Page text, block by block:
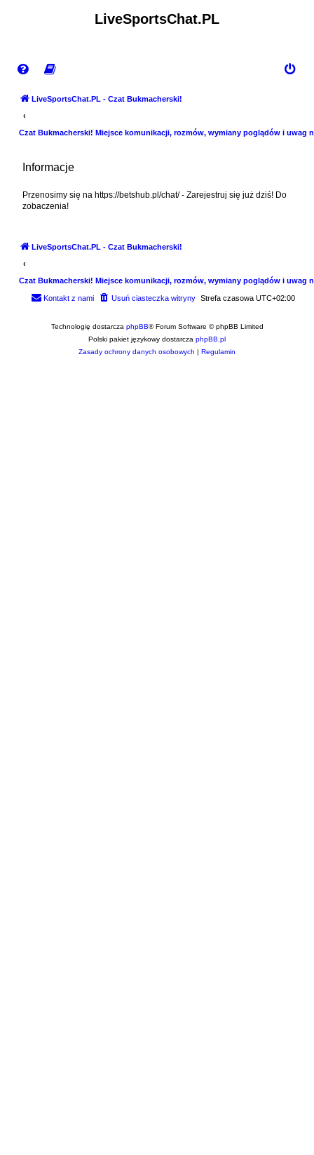
LiveSportsChat.PL
LiveSportsChat.PL - Czat Bukmacherski!
Czat Bukmacherski! Miejsce komunikacji, rozmów, wymiany poglądów i
Informacje
Przenosimy się na https://betshub.pl/chat/ - Zarejestruj się już dziś! Do
zobaczenia!
LiveSportsChat.PL - Czat Bukmacherski!
Czat Bukmacherski! Miejsce komunikacji, rozmów, wymiany poglądów i
Strefa czasowa UTC+02:00
Usuń ciasteczka witryny
Kontakt z nami
Technologię dostarcza phpBB® Forum Software © phpBB Limited
Polski pakiet językowy dostarcza phpBB.pl
Zasady ochrony danych osobowych | Regulamin